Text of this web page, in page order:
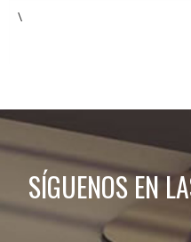
\
SÍGUENOS EN